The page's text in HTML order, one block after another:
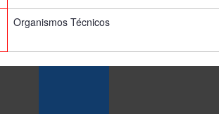
Organismos Técnicos